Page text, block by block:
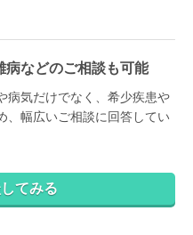
病などのご相談も可能
病気だけでなく、希少疾患や
、幅広いご相談に回答してい
てみる